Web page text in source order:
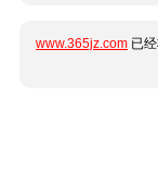
www.365jz.com 已